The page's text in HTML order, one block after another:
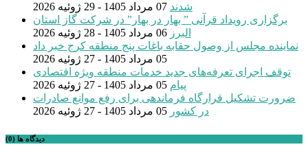
شدند 07 مرداد 1405 - 29 ژوئیه 2026
برگزاری رویداد قرآنی ” بهار در بهار” در شرکت گاز استان
البرز 06 مرداد 1405 - 28 ژوئیه 2026
نماینده مجلس از وصول حقابه باغات پنج منطقه کرج خبر داد
05 مرداد 1405 - 27 ژوئیه 2026
توقف اجرای تعرفه‌های جدید خدمات منطقه ویژه اقتصادی
پیام 05 مرداد 1405 - 27 ژوئیه 2026
ضرورت تشکیل قرارگاه فرماندهی برای رفع موانع صادرات
در کشور 05 مرداد 1405 - 27 ژوئیه 2026
دیدگاه ها (0)